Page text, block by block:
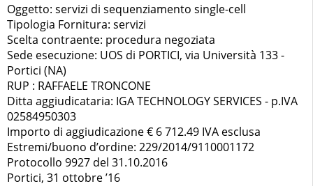
Oggetto: servizi di sequenziamento single-cell
Tipologia Fornitura: servizi
Scelta contraente: procedura negoziata
Sede esecuzione: UOS di PORTICI, via Università 133 -
Portici (NA)
RUP : RAFFAELE TRONCONE
Ditta aggiudicataria: IGA TECHNOLOGY SERVICES - p.IVA
02584950303
Importo di aggiudicazione € 6 712.49 IVA esclusa
Estremi/buono d’ordine: 229/2014/9110001172
Protocollo 9927 del 31.10.2016
Portici, 31 ottobre ’16